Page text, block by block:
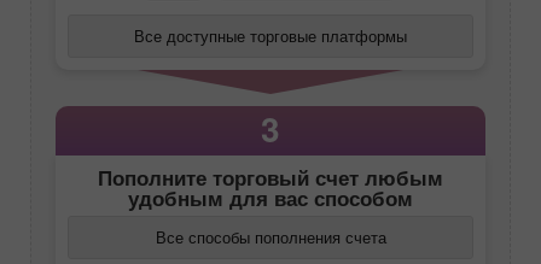
Все доступные торговые платформы
3
Пополните торговый счет любым
удобным для вас способом
Все способы пополнения счета